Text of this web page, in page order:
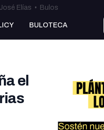
Elías • Bulos
BULOTECA
el